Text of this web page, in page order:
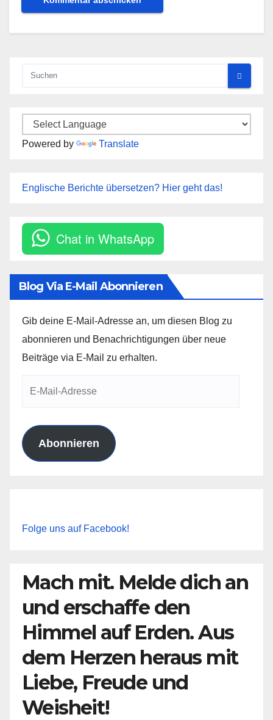
Powered by Translate
Englische Berichte übersetzen? Hier geht das!
Chat in WhatsApp
Blog Via E-Mail Abonnieren
Gib deine E-Mail-Adresse an, um diesen Blog zu
abonnieren und Benachrichtigungen über neue
Beiträge via E-Mail zu erhalten.
Abonnieren
Folge uns auf Facebook!
Mach mit. Melde dich an
und erschaffe den
Himmel auf Erden. Aus
dem Herzen heraus mit
Liebe, Freude und
Weisheit!